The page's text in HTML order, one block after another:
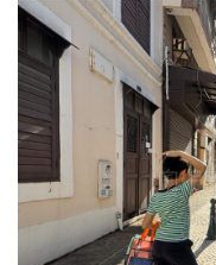
搜
索
古
地
圖